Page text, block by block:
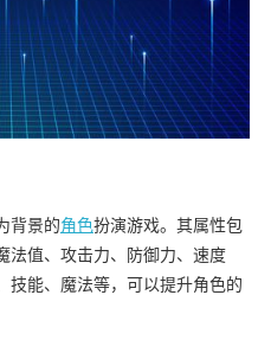
背景的角色扮演游戏。其属性包
法值、攻击力、防御力、速度
技能、魔法等，可以提升角色的